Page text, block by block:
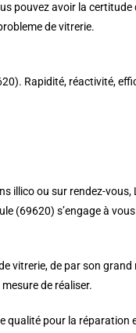
pouvez avoir la
de vitrerie.
Rapidité, réactivité,
illico ou sur rendez-
(69620) s’engage à
vitrerie, de par son
de réaliser.
qualité pour la réparation